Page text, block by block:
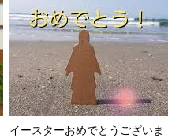
イースターおめでとうございま